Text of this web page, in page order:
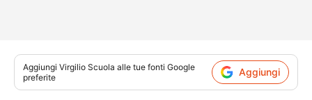
Aggiungi Virgilio Scuola alle tue fonti Google
preferite
Aggiungi